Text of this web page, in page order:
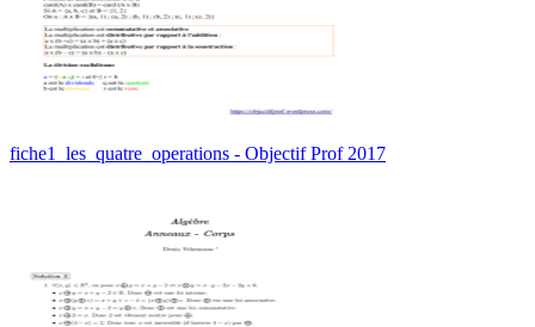
fiche1_les_quatre_operations - Objectif Prof 2017